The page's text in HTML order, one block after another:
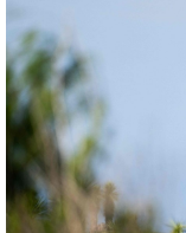
في تكساس.